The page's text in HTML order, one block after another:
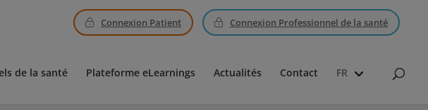
Connexion Patient Connexion Professionnel de la santé
de la santé Plateforme eLearnings Actualités Contact FR